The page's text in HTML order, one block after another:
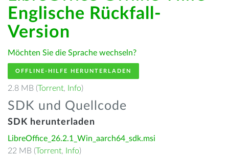
Englische Rückfall-
Version
Möchten Sie die Sprache wechseln?
OFFLINE-HILFE HERUNTERLADEN
2.8 MB (Torrent, Info)
SDK und Quellcode
SDK herunterladen
LibreOffice_26.2.1_Win_aarch64_sdk.msi
22 MB (Torrent, Info)